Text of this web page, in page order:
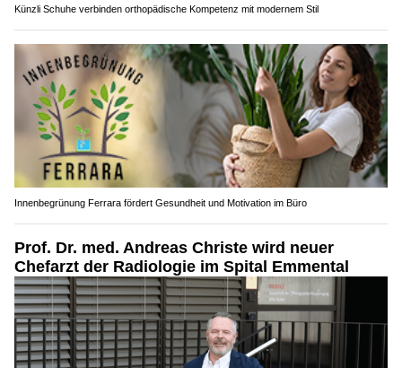
Künzli Schuhe verbinden orthopädische Kompetenz mit modernem Stil
Innenbegrünung Ferrara fördert Gesundheit und Motivation im Büro
Prof. Dr. med. Andreas Christe wird neuer
Chefarzt der Radiologie im Spital Emmental